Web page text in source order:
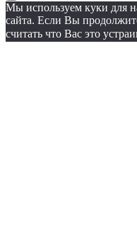
Мы используем куки для
сайта. Если Вы
считать что Вас это